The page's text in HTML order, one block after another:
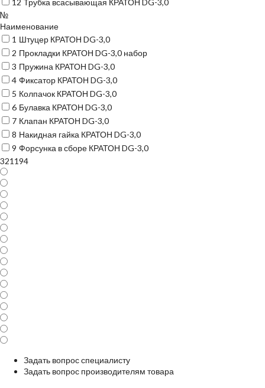
12 Трубка всасывающая КРАТОН DG-3,0
№
Наименование
1 Штуцер КРАТОН DG-3,0
2 Прокладки КРАТОН DG-3,0 набор
3 Пружина КРАТОН DG-3,0
4 Фиксатор КРАТОН DG-3,0
5 Колпачок КРАТОН DG-3,0
6 Булавка КРАТОН DG-3,0
7 Клапан КРАТОН DG-3,0
8 Накидная гайка КРАТОН DG-3,0
9 Форсунка в сборе КРАТОН DG-3,0
321194
Задать вопрос специалисту
Задать вопрос производителям товара